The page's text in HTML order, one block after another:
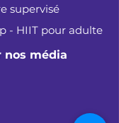
supervisé
- HIIT pour adulte
nos média